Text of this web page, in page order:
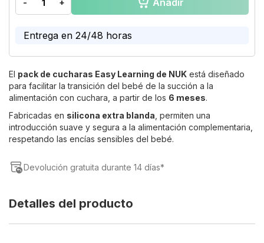
the
gallery
- +
Entrega en 24/48 horas
El pack de cucharas Easy Learning de NUK está diseñado
para facilitar la transición del bebé de la succión a la
alimentación con cuchara, a partir de los 6 meses.
Fabricadas en silicona extra blanda , permiten una
introducción suave y segura a la alimentación complementaria,
respetando las encías sensibles del bebé.
Devolución gratuita durante 14 días*
Detalles del producto